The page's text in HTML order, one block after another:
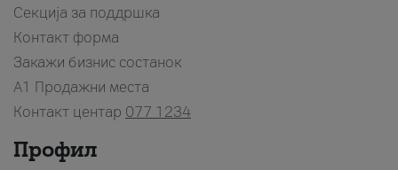
Секција за поддршка
Контакт форма
Закажи бизнис состанок
A1 Продажни места
Контакт центар 077 1234
Профил